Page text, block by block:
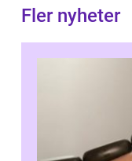
Fler nyheter